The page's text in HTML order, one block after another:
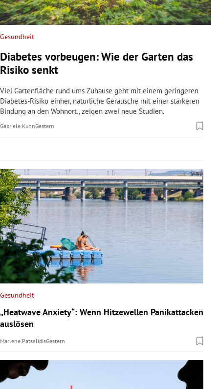
Untermenü
Untermenü
Untermenü
Untermenü
Untermenü
Untermenü
Untermenü
Gesundheit
Diabetes vorbeugen: Wie der Garten das
Risiko senkt
Viel Gartenfläche rund ums Zuhause geht mit einem geringeren
Diabetes-Risiko einher, natürliche Geräusche mit einer stärkeren
Bindung an den Wohnort., zeigen zwei neue Studien.
Gabriele KuhnGestern
Gesundheit
„Heatwave Anxiety“: Wenn Hitzewellen Panikattacken
auslösen
Marlene PatsalidisGestern